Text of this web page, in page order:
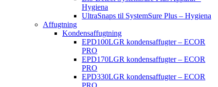
Hygiena
UltraSnaps til SystemSure Plus – Hygiena
Affugtning
Kondensaffugtning
EPD100LGR kondensaffugter – ECOR
PRO
EPD170LGR kondensaffugter – ECOR
PRO
EPD330LGR kondensaffugter – ECOR
PRO